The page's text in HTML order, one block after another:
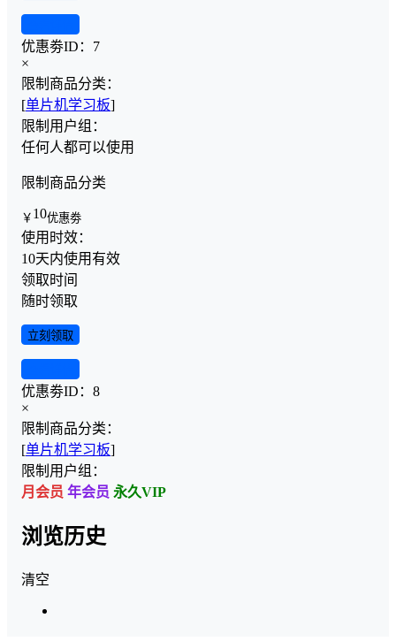
优惠劵ID： 7
×
限制商品分类：
[单片机学习板]
限制用户组：
任何人都可以使用
限制商品分类
￥ 10优惠劵
使用时效：
10天内使用有效
领取时间
随时领取
立刻领取
优惠劵ID： 8
×
限制商品分类：
[单片机学习板]
限制用户组：
月会员 年会员 永久VIP
浏览历史
清空